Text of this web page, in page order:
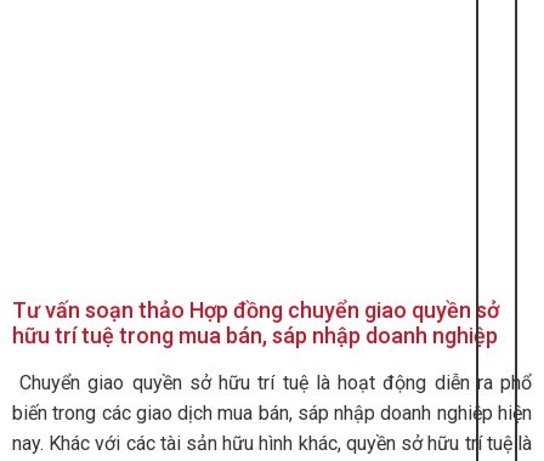
Tư vấn soạn thảo Hợp đồng chuyển giao quyền sở
hữu trí tuệ trong mua bán, sáp nhập doanh nghiệp
Chuyển giao quyền sở hữu trí tuệ là hoạt động diễn ra phổ
biến trong các giao dịch mua bán, sáp nhập doanh nghiệp hiện
nay. Khác với các tài sản hữu hình khác, quyền sở hữu trí tuệ là